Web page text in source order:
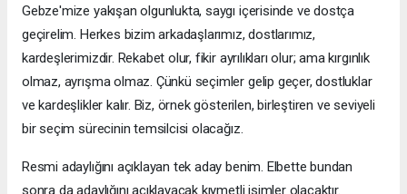
Gebze'mize yakışan olgunlukta, saygı içerisinde ve dostça
geçirelim. Herkes bizim arkadaşlarımız, dostlarımız,
kardeşlerimizdir. Rekabet olur, fikir ayrılıkları olur; ama kırgınlık
olmaz, ayrışma olmaz. Çünkü seçimler gelip geçer, dostluklar
ve kardeşlikler kalır. Biz, örnek gösterilen, birleştiren ve seviyeli
bir seçim sürecinin temsilcisi olacağız.
Resmi adaylığını açıklayan tek aday benim. Elbette bundan